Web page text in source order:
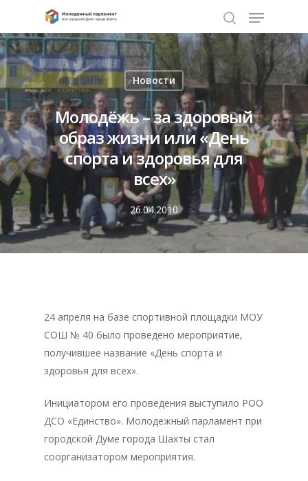
Нажмите Enter для поиска или ESC чтобы
закрыть
Новости
Молодёжь – за здоровый
образ жизни или «День
спорта и здоровья для
всех»
26.04.2010
24 апреля на базе спортивной площадки МОУ
СОШ № 40 было проведено мероприятие,
получившее название «День спорта и
здоровья для всех».
Инициатором его проведения выступило РОО
ДСО «Единство». Молодежный парламент при
городской Думе города Шахты стал
соорганизатором мероприятия.